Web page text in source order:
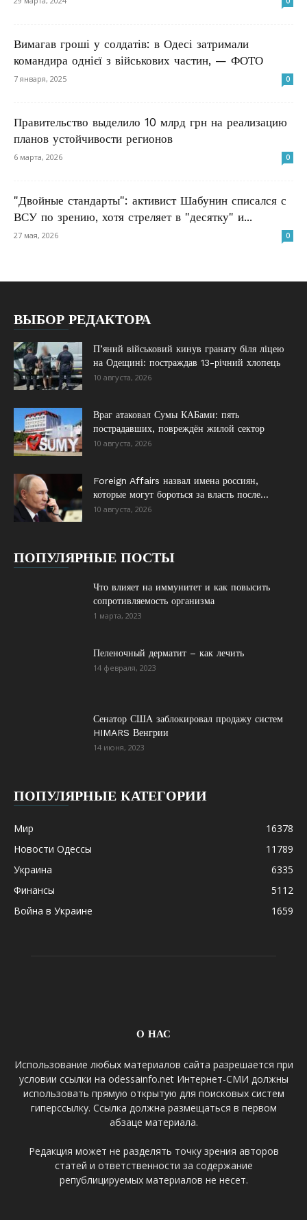
Вимагав гроші у солдатів: в Одесі затримали
командира однієї з військових частин, — ФОТО
7 января, 2025 0
Правительство выделило 10 млрд грн на реализацию
планов устойчивости регионов
6 марта, 2026 0
"Двойные стандарты": активист Шабунин списался с
ВСУ по зрению, хотя стреляет в "десятку" и...
27 мая, 2026 0
ВЫБОР РЕДАКТОРА
П’яний військовий кинув гранату біля ліцею
на Одещині: постраждав 13-річний хлопець
10 августа, 2026
Враг атаковал Сумы КАБами: пять
пострадавших, повреждён жилой сектор
10 августа, 2026
Foreign Affairs назвал имена россиян,
которые могут бороться за власть после...
10 августа, 2026
ПОПУЛЯРНЫЕ ПОСТЫ
Что влияет на иммунитет и как повысить
сопротивляемость организма
1 марта, 2023
Пеленочный дерматит – как лечить
14 февраля, 2023
Сенатор США заблокировал продажу систем
HIMARS Венгрии
14 июня, 2023
ПОПУЛЯРНЫЕ КАТЕГОРИИ
Мир
16378
Новости Одессы
11789
Украина
6335
Финансы
5112
Война в Украине
1659
О НАС
Использование любых материалов сайта разрешается при
условии ссылки на odessainfo.net Интернет-СМИ должны
использовать прямую открытую для поисковых систем
гиперссылку. Ссылка должна размещаться в первом
абзаце материала.
Редакция может не разделять точку зрения авторов
статей и ответственности за содержание
републицируемых материалов не несет.